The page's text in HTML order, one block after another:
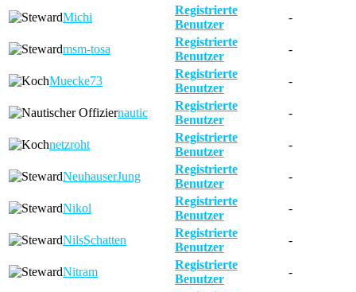
Michi
Registrierte
Benutzer
-
msm-tosa
Registrierte
Benutzer
-
Muecke73
Registrierte
Benutzer
-
nautic
Registrierte
Benutzer
-
netzroht
Registrierte
Benutzer
-
NeuhauserJung
Registrierte
Benutzer
-
Nikol
Registrierte
Benutzer
-
NilsSchatten
Registrierte
Benutzer
-
Nitram
Registrierte
Benutzer
-